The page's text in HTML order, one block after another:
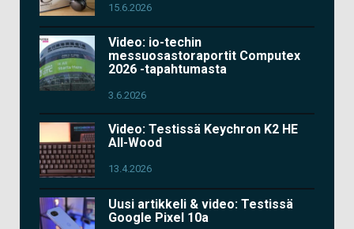
15.6.2026
Video: io-techin
messuosastoraportit Computex
2026 -tapahtumasta
3.6.2026
Video: Testissä Keychron K2 HE
All-Wood
13.4.2026
Uusi artikkeli & video: Testissä
Google Pixel 10a